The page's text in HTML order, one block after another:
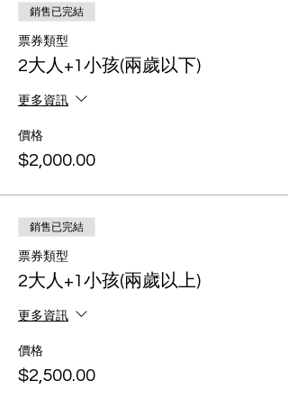
銷售已完結
票券類型
2大人+1小孩(兩歲以下)
更多資訊
價格
$2,000.00
銷售已完結
票券類型
2大人+1小孩(兩歲以上)
更多資訊
價格
$2,500.00